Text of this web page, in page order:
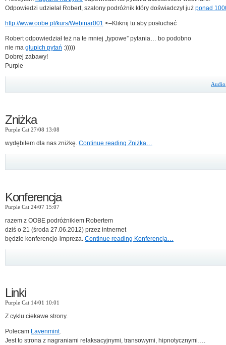
Odpowiedzi udzielał Robert, szalony podróżnik który doświadczył już ponad
http://www.oobe.pl/kurs/Webinar001 <–Kliknij tu aby posłuchać
Robert odpowiedział też na te mniej „typowe” pytania… bo podobno
nie ma głupich pytań :)))))
Dobrej zabawy!
Purple
Audio
Zniżka
Purple Cat 27/08 13:08
wydębiłem dla nas zniżkę. Continue reading Zniżka…
Konferencja
Purple Cat 24/07 15:07
razem z OOBE podróżnikiem Robertem
dziś o 21 (środa 27.06.2012) przez intnernet
będzie konferencjo-impreza. Continue reading Konferencja…
Linki
Purple Cat 14/01 10:01
Z cyklu ciekawe strony.
Polecam Lavenmint.
Jest to strona z nagraniami relaksacyjnymi, transowymi, hipnotycznymi….